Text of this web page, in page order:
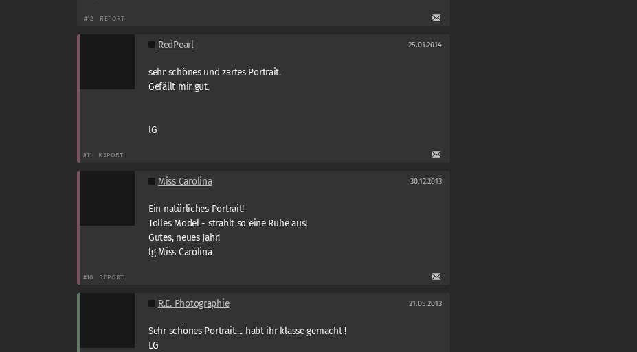
#12 REPORT
RedPearl 25.01.2014
sehr schönes und zartes Portrait.
Gefällt mir gut.
lG
#11 REPORT
Miss Carolina 30.12.2013
Ein natürliches Portrait!
Tolles Model - strahlt so eine Ruhe aus!
Gutes, neues Jahr!
lg Miss Carolina
#10 REPORT
R.E. Photographie 21.05.2013
Sehr schönes Portrait.... habt ihr klasse gemacht !
LG